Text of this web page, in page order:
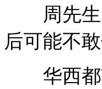
周先生
后可能不
华西都